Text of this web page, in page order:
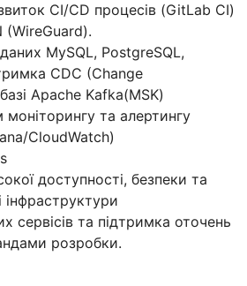
CI/CD процесів (GitLab CI)
(WireGuard).
MySQL, PostgreSQL,
CDC (Change
Apache Kafka(MSK)
та алертингу
CloudWatch)
доступності, безпеки та
сервісів та підтримка оточень
розробки.